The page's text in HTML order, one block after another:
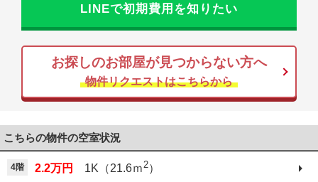
LINEで初期費用を知りたい
お探しのお部屋が見つからない方へ
物件リクエストはこちらから
こちらの物件の空室状況
4階 2.2万円 1K（21.6ｍ2）